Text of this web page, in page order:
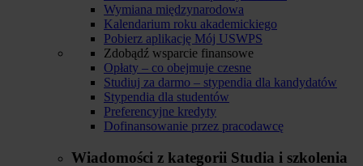
Wymiana międzynarodowa
Kalendarium roku akademickiego
Pobierz aplikację Mój USWPS
Zdobądź wsparcie finansowe
Opłaty – co obejmuje czesne
Studiuj za darmo – stypendia dla kandydatów
Stypendia dla studentów
Preferencyjne kredyty
Dofinansowanie przez pracodawcę
Wiadomości z kategorii Studia i szkolenia